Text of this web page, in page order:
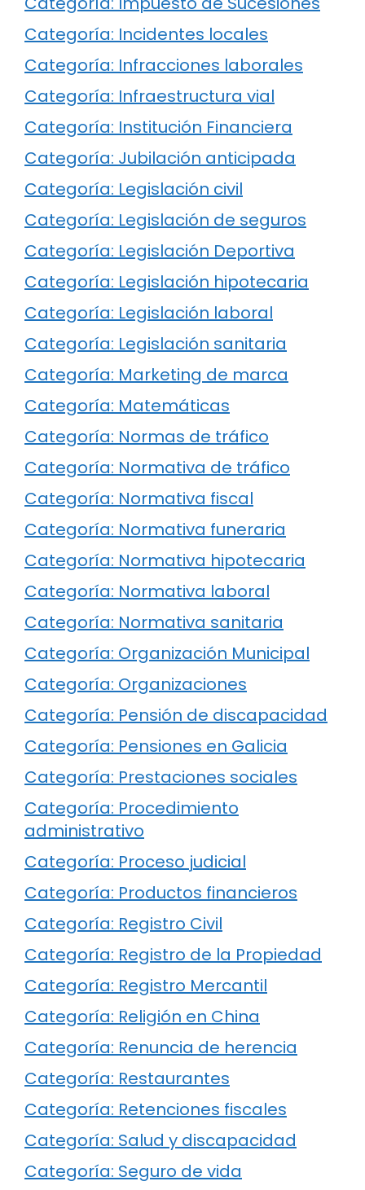
Categoría: Incidentes locales
Categoría: Infracciones laborales
Categoría: Infraestructura vial
Categoría: Institución Financiera
Categoría: Jubilación anticipada
Categoría: Legislación civil
Categoría: Legislación de seguros
Categoría: Legislación Deportiva
Categoría: Legislación hipotecaria
Categoría: Legislación laboral
Categoría: Legislación sanitaria
Categoría: Marketing de marca
Categoría: Matemáticas
Categoría: Normas de tráfico
Categoría: Normativa de tráfico
Categoría: Normativa fiscal
Categoría: Normativa funeraria
Categoría: Normativa hipotecaria
Categoría: Normativa laboral
Categoría: Normativa sanitaria
Categoría: Organización Municipal
Categoría: Organizaciones
Categoría: Pensión de discapacidad
Categoría: Pensiones en Galicia
Categoría: Prestaciones sociales
Categoría: Procedimiento
administrativo
Categoría: Proceso judicial
Categoría: Productos financieros
Categoría: Registro Civil
Categoría: Registro de la Propiedad
Categoría: Registro Mercantil
Categoría: Religión en China
Categoría: Renuncia de herencia
Categoría: Restaurantes
Categoría: Retenciones fiscales
Categoría: Salud y discapacidad
Categoría: Seguro de vida